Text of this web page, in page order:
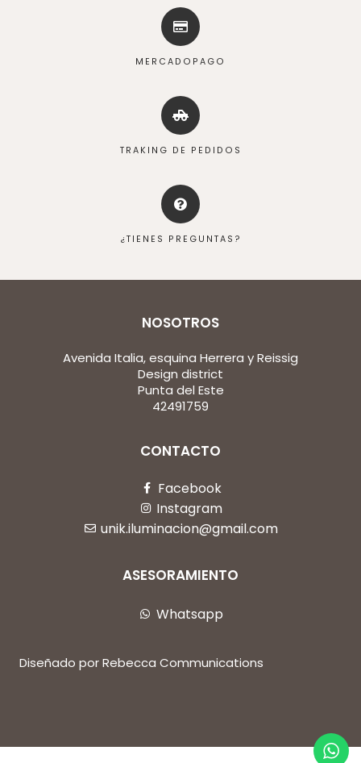
MERCADOPAGO
TRAKING DE PEDIDOS
¿TIENES PREGUNTAS?
NOSOTROS
Avenida Italia, esquina Herrera y Reissig
Design district
Punta del Este
42491759
CONTACTO
Facebook
Instagram
unik.iluminacion@gmail.com
ASESORAMIENTO
Whatsapp
Diseñado por Rebecca Communications